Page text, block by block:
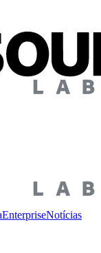
EnterpriseNotícias